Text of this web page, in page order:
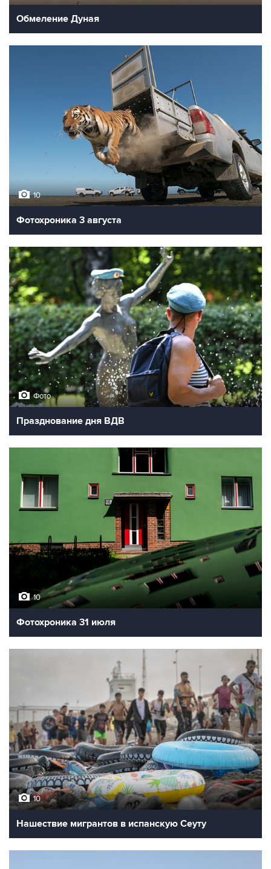
Обмеление Дуная
10
Фотохроника 3 августа
Фото
Празднование дня ВДВ
10
Фотохроника 31 июля
10
Нашествие мигрантов в испанскую Сеуту